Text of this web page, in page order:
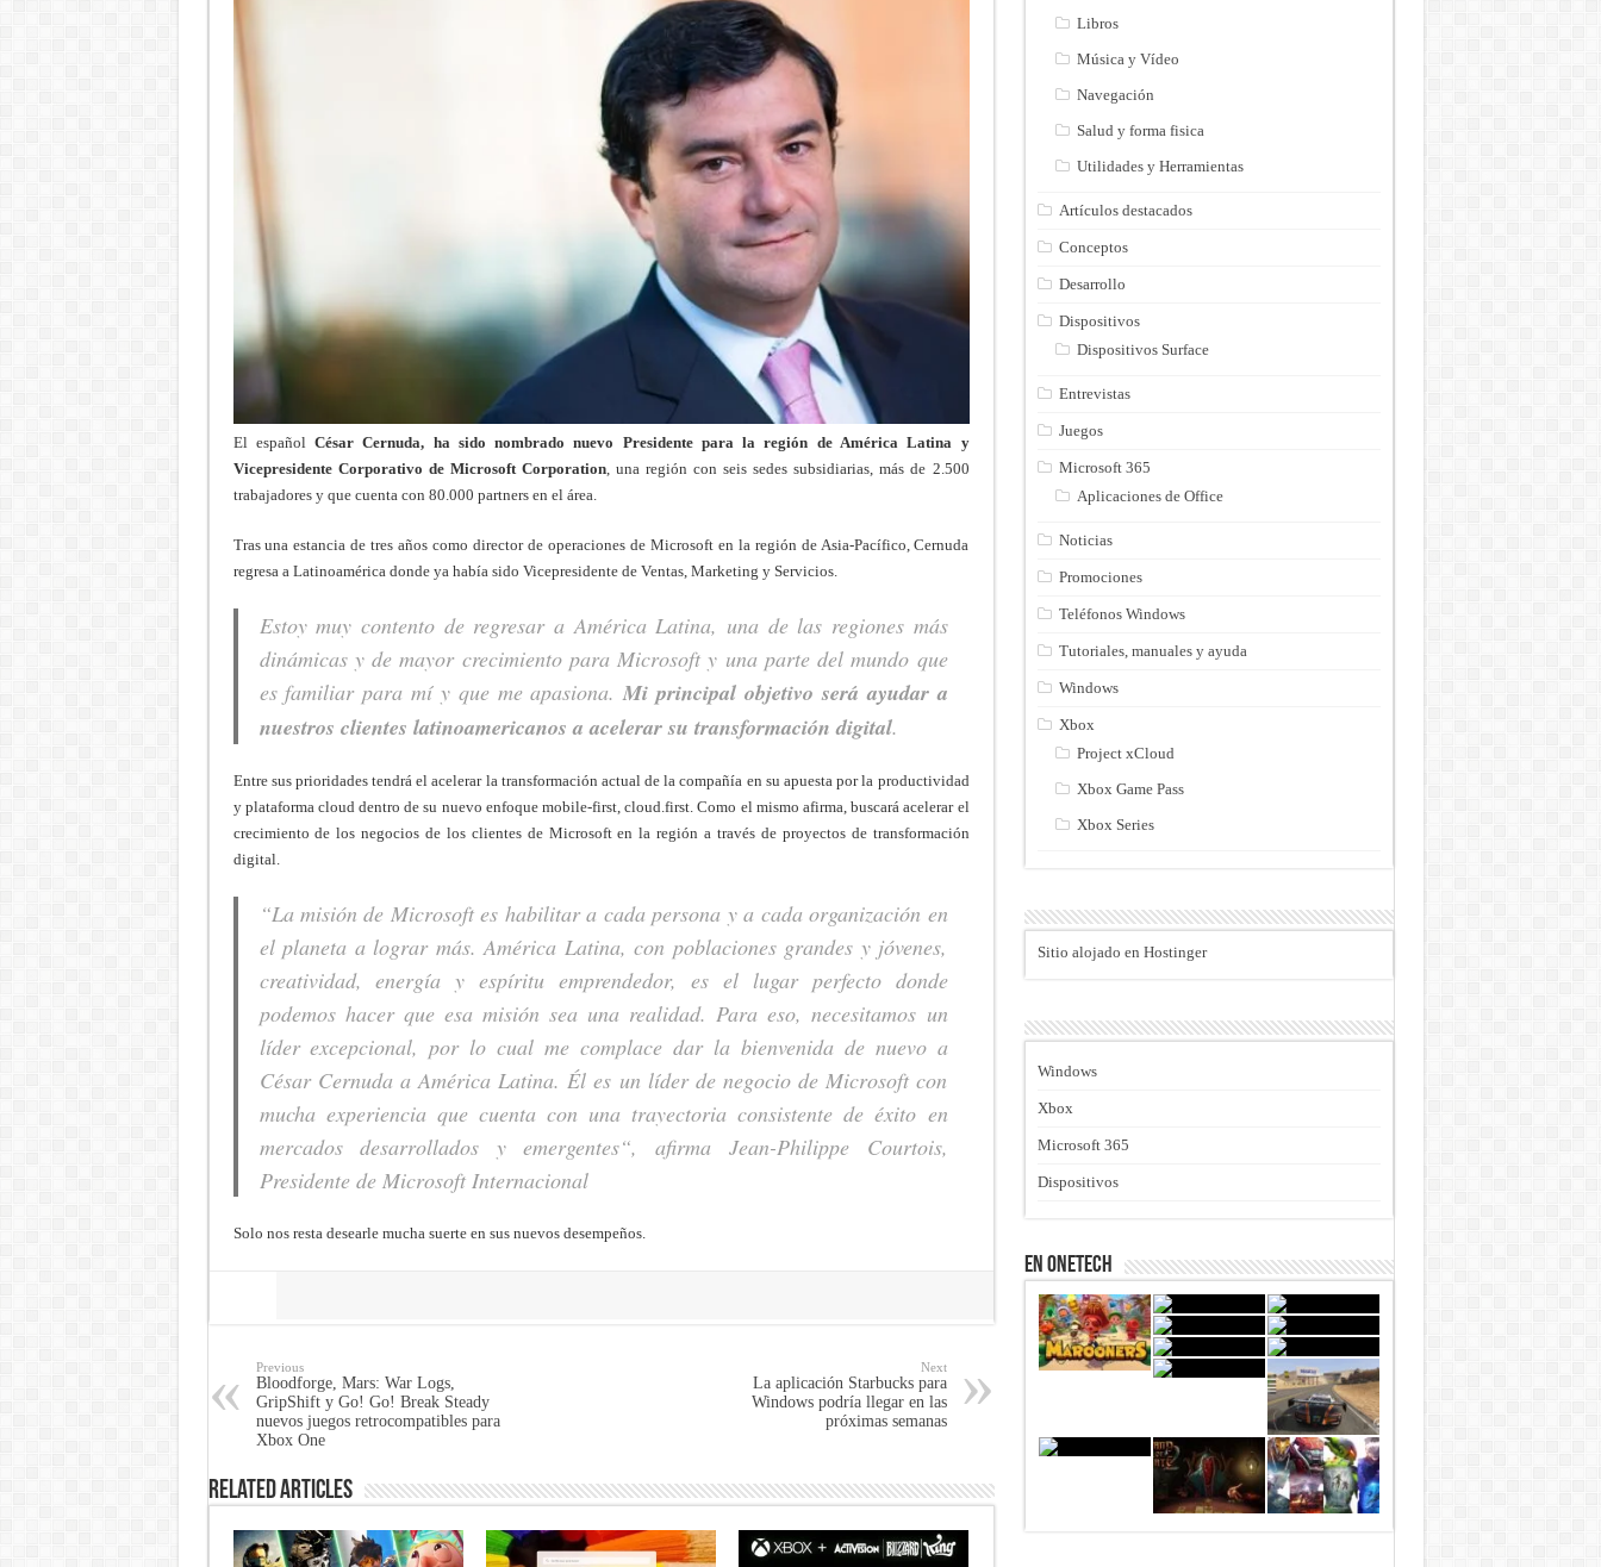
El españolCésar Cernuda, ha sido nombrado nuevo Presidente para la región de América Latina y
Vicepresidente Corporativo de Microsoft Corporation, una región con seis sedes subsidiarias, más de 2.500
trabajadores y que cuenta con 80.000 partners en el área.
Tras una estancia de tres años como director de operaciones de Microsoft en la región de Asia-Pacífico, Cernuda
regresa a Latinoamérica donde ya había sido Vicepresidente de Ventas, Marketing y Servicios.
Estoy muy contento de regresar a América Latina, una de las regiones más
dinámicas y de mayor crecimiento para Microsoft y una parte del mundo que
es familiar para mí y que me apasiona.Mi principal objetivo será ayudar a
nuestros clientes latinoamericanos a acelerar su transformación digital.
Entre sus prioridades tendrá el acelerar la transformación actual de la compañía en su apuesta por la productividad
y plataforma cloud dentro de su nuevo enfoque mobile-first, cloud.first. Como el mismo afirma, buscará acelerar el
crecimiento de los negocios de los clientes de Microsoft en la región a través de proyectos de transformación
digital.
“La misión de Microsoft es habilitar a cada persona y a cada organización en
el planeta a lograr más. América Latina, con poblaciones grandes y jóvenes,
creatividad, energía y espíritu emprendedor, es el lugar perfecto donde
podemos hacer que esa misión sea una realidad. Para eso, necesitamos un
líder excepcional, por lo cual me complace dar la bienvenida de nuevo a
César Cernuda a América Latina. Él es un líder de negocio de Microsoft con
mucha experiencia que cuenta con una trayectoria consistente de éxito en
mercados desarrollados y emergentes“, afirma Jean-Philippe Courtois,
Presidente de Microsoft Internacional
Solo nos resta desearle mucha suerte en sus nuevos desempeños.
Previous
Bloodforge, Mars: War Logs,
GripShift y Go! Go! Break Steady
nuevos juegos retrocompatibles para
Xbox One
Next
La aplicación Starbucks para
Windows podría llegar en las
próximas semanas
Related Articles
Libros
Música y Vídeo
Navegación
Salud y forma fisica
Utilidades y Herramientas
Artículos destacados
Conceptos
Desarrollo
Dispositivos
Dispositivos Surface
Entrevistas
Juegos
Microsoft 365
Aplicaciones de Office
Noticias
Promociones
Teléfonos Windows
Tutoriales, manuales y ayuda
Windows
Xbox
Project xCloud
Xbox Game Pass
Xbox Series
Sitio alojado en Hostinger
Windows
Xbox
Microsoft 365
Dispositivos
En Onetech